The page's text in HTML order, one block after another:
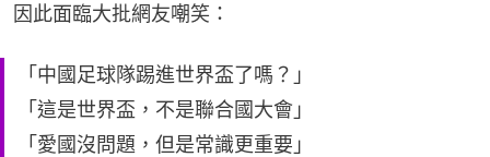
因此面臨大批網友嘲笑：
「中國足球隊踢進世界盃了嗎？」
「這是世界盃，不是聯合國大會」
「愛國沒問題，但是常識更重要」